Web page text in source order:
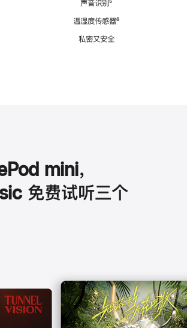
声音识别脚
⁵
温湿度传感器脚
⁶
私密又安全
mini，
免费试听三个